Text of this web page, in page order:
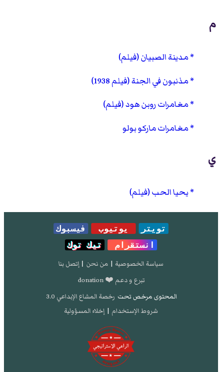
م
مدينة الصبيان (فيلم)
مذنبون في الجنة (فيلم 1938)
مغامرات روبن هود (فيلم)
مغامرات ماركو بولو
ي
يحيا الحب (فيلم)
تويتر يوتيوب
فيسبوك
انستقرام
تيك توك
سياسة الخصوصية | من نحن | إتصل بنا
تبرع و دعم ❤️ donation
المحتوى مرخص تحت رخصة المشاع الإبداعي 3.0
شروط الإستخدام | إخلاء المسؤولية